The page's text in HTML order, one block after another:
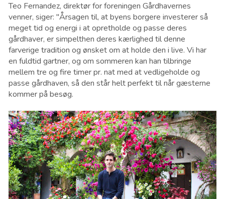
Teo Fernandez, direktør for foreningen ​​Gårdhavernes
venner, siger: "Årsagen til, at byens borgere investerer så
meget tid og energi i at opretholde og passe deres
gårdhaver, er simpelthen deres kærlighed til denne
farverige tradition og ønsket om at holde den i live. Vi har
en fuldtid gartner, og om sommeren kan han tilbringe
mellem tre og fire timer pr. nat med at vedligeholde og
passe gårdhaven, så den står helt perfekt til når gæsterne
kommer på besøg.